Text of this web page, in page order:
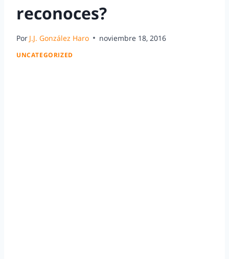
reconoces?
Por J.J. González Haro noviembre 18, 2016
UNCATEGORIZED